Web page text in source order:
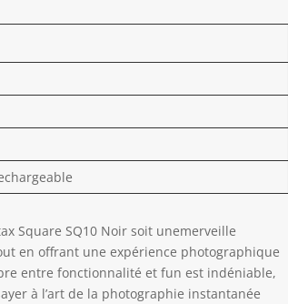
Square SQ10 Noir soit unemerveille
en offrant une expérience photographique
entre fonctionnalité et fun est indéniable,
à l’art de la photographie instantanée